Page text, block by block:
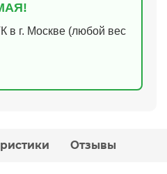
в г. Москве (любой вес
Отзывы